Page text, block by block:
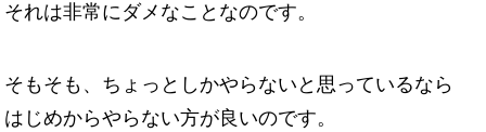
それは非常にダメなことなのです。
そもそも、ちょっとしかやらないと思っているなら
はじめからやらない方が良いのです。